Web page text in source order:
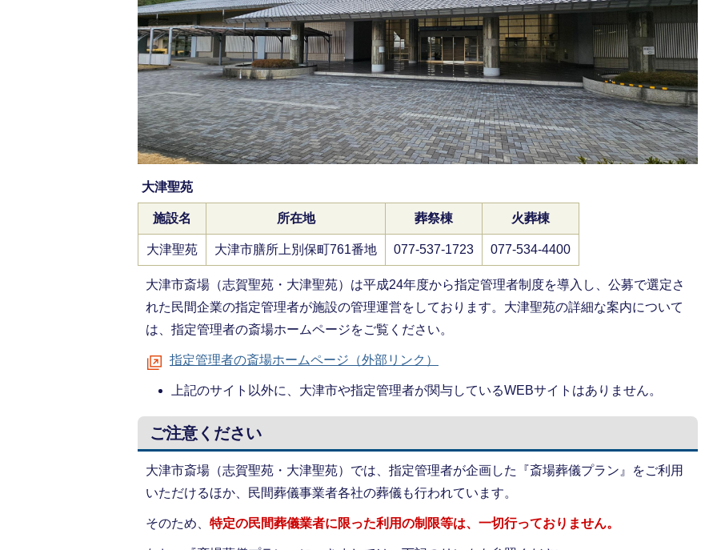
大津聖苑
施設名 所在地 葬祭棟 火葬棟
大津聖苑 大津市膳所上別保町761番地 077-537-1723 077-534-4400
大津市斎場（志賀聖苑・大津聖苑）は平成24年度から指定管理者制度を導入し、公募で選定さ
れた民間企業の指定管理者が施設の管理運営をしております。大津聖苑の詳細な案内について
は、指定管理者の斎場ホームページをご覧ください。
指定管理者の斎場ホームページ（外部リンク）
上記のサイト以外に、大津市や指定管理者が関与しているWEBサイトはありません。
ご注意ください
大津市斎場（志賀聖苑・大津聖苑）では、指定管理者が企画した『斎場葬儀プラン』をご利用
いただけるほか、民間葬儀事業者各社の葬儀も行われています。
そのため、 特定の民間葬儀業者に限った利用の制限等は、一切行っておりません。